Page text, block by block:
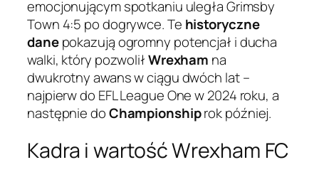
emocjonującym spotkaniu uległa Grimsby
Town 4:5 po dogrywce. Te historyczne
danepokazują ogromny potencjał i ducha
walki, który pozwoliłWrexham na
dwukrotny awans w ciągu dwóch lat –
najpierw do EFL League One w 2024 roku, a
następnie doChampionshiprok później.
Kadra i wartość Wrexham FC